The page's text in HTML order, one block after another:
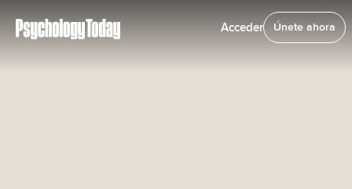
Acceder Únete ahora